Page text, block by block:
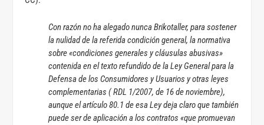
Con razón no ha alegado nunca Brikotaller, para sostener
la nulidad de la referida condición general, la normativa
sobre «condiciones generales y cláusulas abusivas»
contenida en el texto refundido de la Ley General para la
Defensa de los Consumidores y Usuarios y otras leyes
complementarias ( RDL 1/2007, de 16 de noviembre),
aunque el artículo 80.1 de esa Ley deja claro que también
puede ser de aplicación a los contratos «que promuevan